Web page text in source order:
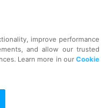
improve performance
and allow our trusted
Learn more in our Cookie